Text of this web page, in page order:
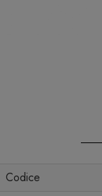
Codice